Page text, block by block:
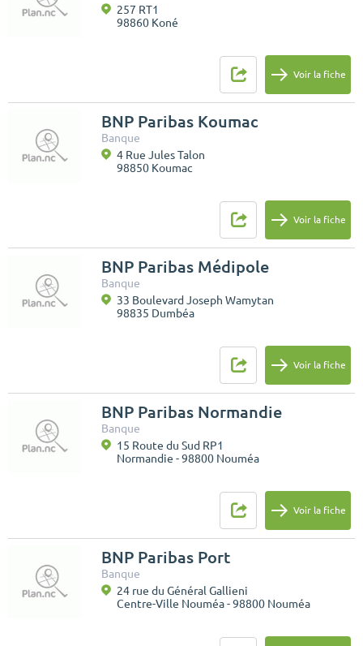
257 RT1
98860 Koné
Voir la fiche
BNP Paribas Koumac
Banque
4 Rue Jules Talon
98850 Koumac
Voir la fiche
BNP Paribas Médipole
Banque
33 Boulevard Joseph Wamytan
98835 Dumbéa
Voir la fiche
BNP Paribas Normandie
Banque
15 Route du Sud RP1
Normandie - 98800 Nouméa
Voir la fiche
BNP Paribas Port
Banque
24 rue du Général Gallieni
Centre-Ville Nouméa - 98800 Nouméa